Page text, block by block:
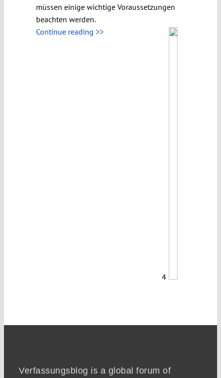
müssen einige wichtige Voraussetzungen
beachten werden.
Continue reading >>
4
Verfassungsblog is a global forum of